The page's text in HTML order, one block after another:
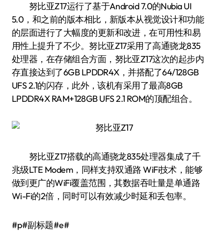
努比亚Z17运行了基于Android 7.0的Nubia UI
5.0，和之前的版本相比，新版本从视觉设计和功能
的层面进行了大幅度的更新和改进，在可用性和易
用性上提升了不少。努比亚Z17采用了高通骁龙835
处理器，在存储组合方面，努比亚Z17这次的起步内
存直接达到了6GB LPDDR4X，并搭配了64/128GB
UFS 2.1的闪存，此外，该机有采用了最高8GB
LPDDR4X RAM+128GB UFS 2.1 ROM的顶配组合。
努比亚Z17搭载的高通骁龙835处理器集成了千
兆级LTE Modem，同样支持双通路 WiFi技术，能够
做到更广的WiFi覆盖范围，其数据吞吐量是单通路
Wi-Fi的2倍，同时可以有效减少时延和丢包率。
#p#副标题#e#